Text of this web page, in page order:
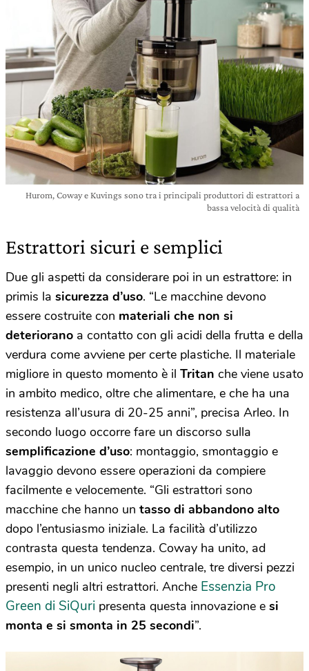
Hurom, Coway e Kuvings sono tra i principali produttori di estrattori a
bassa velocità di qualità
Estrattori sicuri e semplici
Due gli aspetti da considerare poi in un estrattore: in
primis la sicurezza d’uso. “Le macchine devono
essere costruite con materiali che non si
deteriorano a contatto con gli acidi della frutta e della
verdura come avviene per certe plastiche. Il materiale
migliore in questo momento è il Tritan che viene usato
in ambito medico, oltre che alimentare, e che ha una
resistenza all’usura di 20-25 anni”, precisa Arleo. In
secondo luogo occorre fare un discorso sulla
semplificazione d’uso: montaggio, smontaggio e
lavaggio devono essere operazioni da compiere
facilmente e velocemente. “Gli estrattori sono
macchine che hanno un tasso di abbandono alto
dopo l’entusiasmo iniziale. La facilità d’utilizzo
contrasta questa tendenza. Coway ha unito, ad
esempio, in un unico nucleo centrale, tre diversi pezzi
presenti negli altri estrattori. Anche Essenzia Pro
Green di SiQuri presenta questa innovazione e si
monta e si smonta in 25 secondi”.